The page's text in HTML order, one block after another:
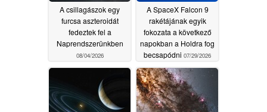
A csillagászok egy
furcsa aszteroidát
fedeztek fel a
Naprendszerünkben
08/04/2026
A SpaceX Falcon 9
rakétájának egyik
fokozata a következő
napokban a Holdra fog
becsapódni 07/29/2026